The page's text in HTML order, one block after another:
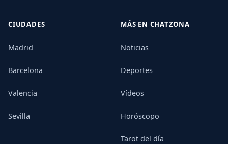
CIUDADES
Madrid
Barcelona
Valencia
Sevilla
MÁS EN CHATZONA
Noticias
Deportes
Vídeos
Horóscopo
Tarot del día